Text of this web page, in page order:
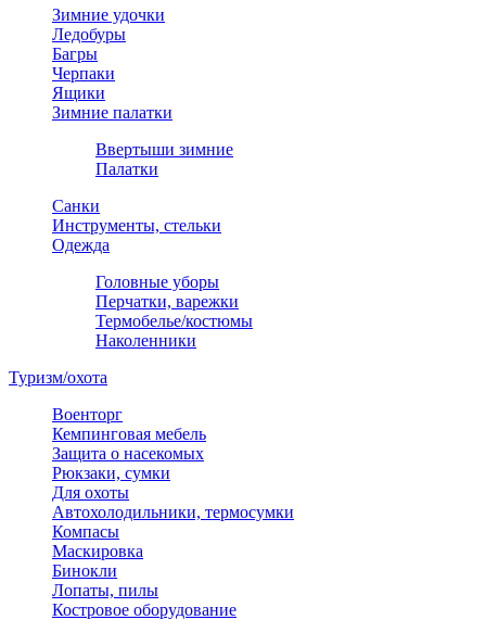
Зимние удочки
Ледобуры
Багры
Черпаки
Ящики
Зимние палатки
Ввертыши зимние
Палатки
Санки
Инструменты, стельки
Одежда
Головные уборы
Перчатки, варежки
Термобелье/костюмы
Наколенники
Туризм/охота
Военторг
Кемпинговая мебель
Защита о насекомых
Рюкзаки, сумки
Для охоты
Автохолодильники, термосумки
Компасы
Маскировка
Бинокли
Лопаты, пилы
Костровое оборудование